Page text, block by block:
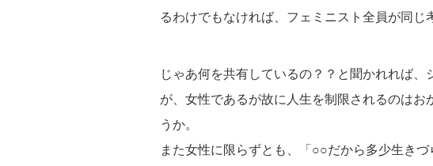
るわけでもなければ、フェミニスト全員が同じ
じゃあ何を共有しているの？？と聞かれれば、
が、女性であるが故に人生を制限されるのはお
うか。
また女性に限らずとも、「○○だから多少生き